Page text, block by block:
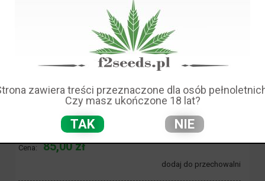
Dostępność: brak towaru
Cena: 85,00 zł
dodaj do przechowalni
zawiera treści przeznaczone dla osób
Czy masz ukończone 18 lat?
TAK NIE